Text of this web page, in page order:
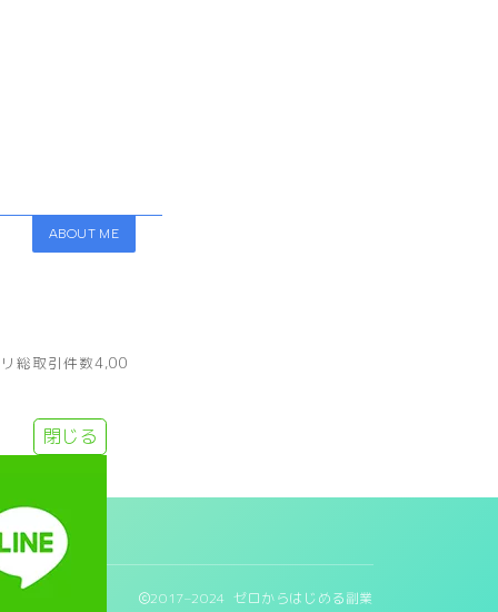
ABOUT ME
総取引件数4,00
2017–2024 ゼロからはじめる副業
閉じる